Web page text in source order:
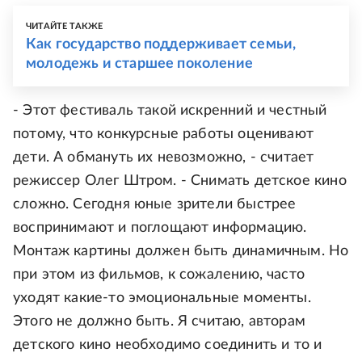
ЧИТАЙТЕ ТАКЖЕ
Как государство поддерживает семьи,
молодежь и старшее поколение
- Этот фестиваль такой искренний и честный
потому, что конкурсные работы оценивают
дети. А обмануть их невозможно, - считает
режиссер Олег Штром. - Снимать детское кино
сложно. Сегодня юные зрители быстрее
воспринимают и поглощают информацию.
Монтаж картины должен быть динамичным. Но
при этом из фильмов, к сожалению, часто
уходят какие-то эмоциональные моменты.
Этого не должно быть. Я считаю, авторам
детского кино необходимо соединить и то и